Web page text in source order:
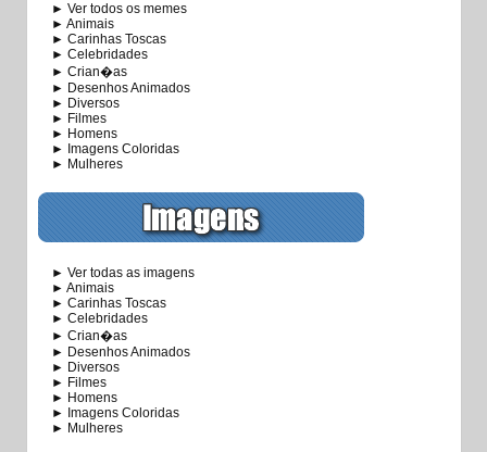
► Ver todos os memes
► Animais
► Carinhas Toscas
► Celebridades
► Crian�as
► Desenhos Animados
► Diversos
► Filmes
► Homens
► Imagens Coloridas
► Mulheres
► Ver todas as imagens
► Animais
► Carinhas Toscas
► Celebridades
► Crian�as
► Desenhos Animados
► Diversos
► Filmes
► Homens
► Imagens Coloridas
► Mulheres